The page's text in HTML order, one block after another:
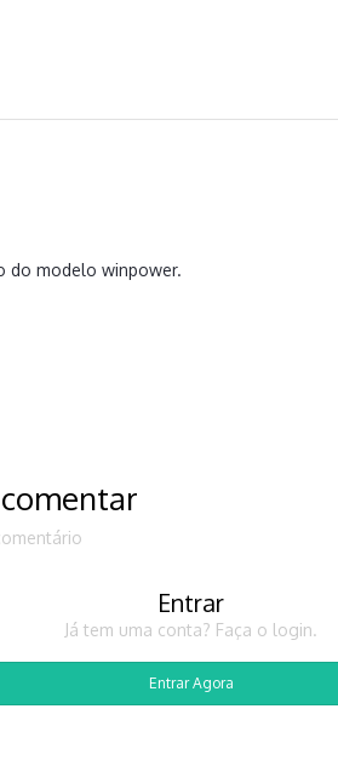
do modelo winpower.
Entrar
Já tem uma conta? Faça o login.
Entrar Agora